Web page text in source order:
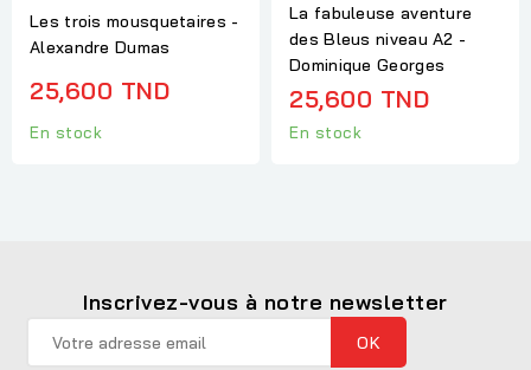
Les trois mousquetaires -
Alexandre Dumas
25,600 TND
En stock
La fabuleuse aventure
des Bleus niveau A2 -
Dominique Georges
25,600 TND
En stock
Inscrivez-vous à notre newsletter